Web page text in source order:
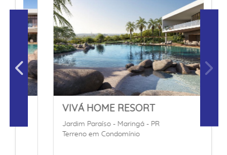
VIVÁ HOME RESORT
Jardim Paraíso - Maringá - PR
Terreno em Condomínio